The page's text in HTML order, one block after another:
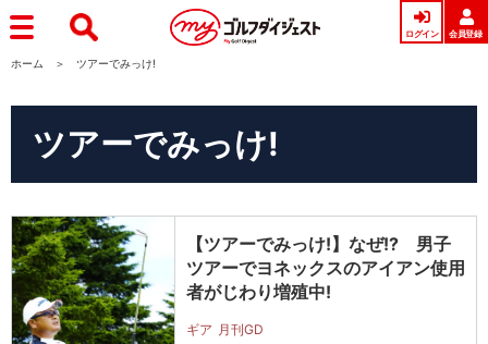
ログイン 会員登録
ホーム ツアーでみっけ!
ツアーでみっけ!
【ツアーでみっけ!】なぜ!? 男子
ツアーでヨネックスのアイアン使用
者がじわり増殖中!
ギア 月刊GD